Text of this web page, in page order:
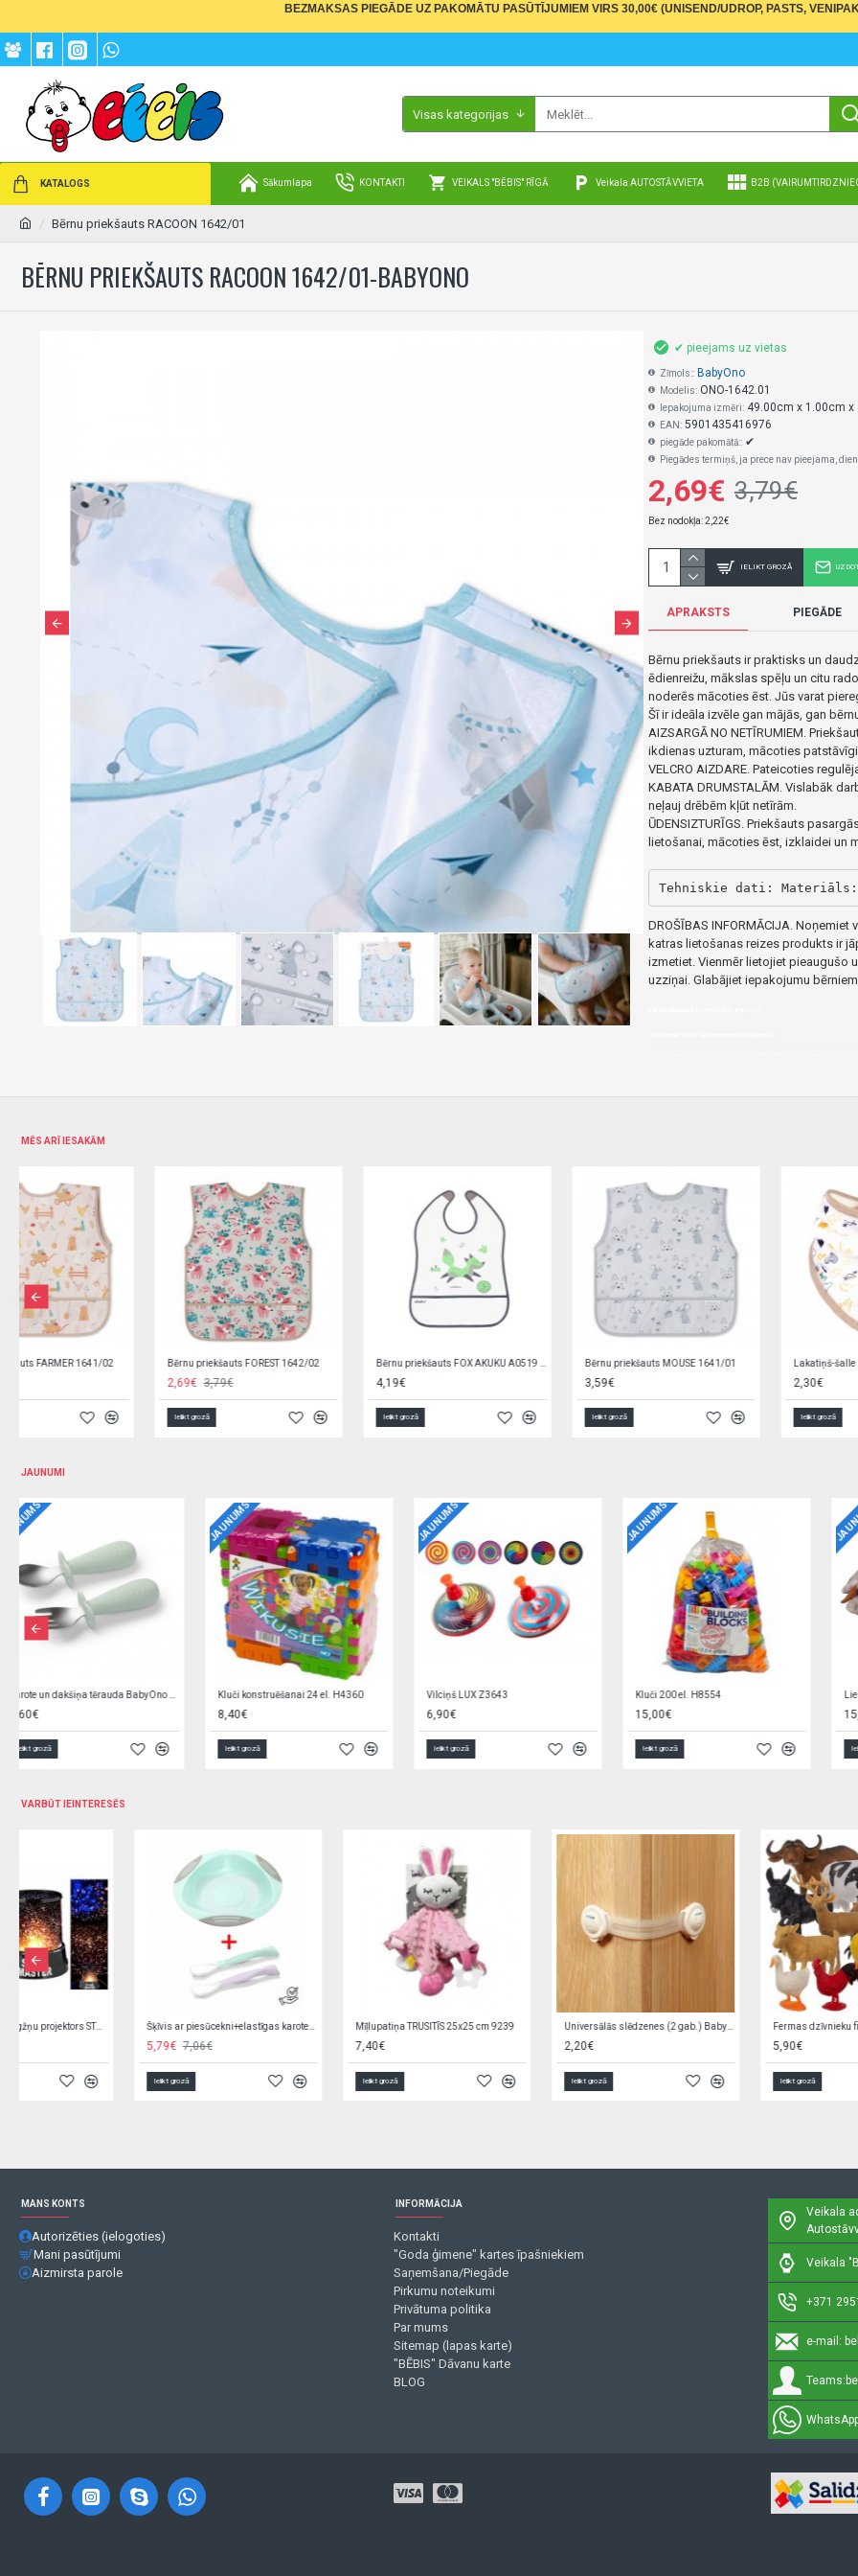
BEZMAKSAS PIEGĀDE UZ PAKOMĀTU PASŪTĪJUMIEM VIRS 30,00€ (UNISEND/UDROP, PASTS,
Visas kategorijas
KATALOGS Sākumlapa KONTAKTI VEIKALS "BĒBIS" RĪGĀ Veikala AUTOSTĀVVIETA B2B
Bērnu priekšauts RACOON 1642/01
BĒRNU PRIEKŠAUTS RACOON 1642/01-BABYONO
2,69€ 3,79€
Bez nodokļa: 2,22€
✔ pieejams uz vietas
Zīmols:: BabyOno
Modelis: ONO-1642.01
Iepakojuma izmēri: 49.00cm x 1.00cm x
EAN: 5901435416976
piegāde pakomātā:: ✔
Piegādes termiņš, ja prece nav pieejama,
IELIKT GROZĀ
APRAKSTS PIEGĀDE
Bērnu priekšauts ir praktisks un
ēdienreižu, mākslas spēļu un citu
noderēs mācoties ēst. Jūs varat
Šī ir ideāla izvēle gan mājās, gan
AIZSARGĀ NO NETĪRUMIEM.
ikdienas uzturam, mācoties
VELCRO AIZDARE. Pateicoties
KABATA DRUMSTALĀM. Vislabāk
neļauj drēbēm kļūt netīrām.
ŪDENSIZTURĪGS. Priekšauts
lietošanai, mācoties ēst, izklaidei un
Tehniskie dati:
DROŠĪBAS INFORMĀCIJA.
katras lietošanas reizes produkts ir
izmetiet. Vienmēr lietojiet pieaugušo
uzziņai. Glabājiet iepakojumu
Nopirkt Bērnu priekšauts RACOON 1642/01-5901435416976-par zemu
MĒS ARĪ IESAKĀM
Bērnu priekšauts FOREST 1642/02 Bērnu priekšauts FOX AKUKU A0519 (EVA) Bērnu priekšauts MOUSE 1641/01 Lakatiņš-šalle HEARTS A1512
JAUNUMI
JAUNUMS
Kluči konstruēšanai 24 el. H4360
8,40€
Ielikt grozā
JAUNUMS
Vilciņš LUX Z3643
6,90€
Ielikt grozā
JAUNUMS
Kluči 200 el. H8554
15,00€
Ielikt grozā
JAUNUMS
Liels suns LAKI 45 cm C6546
15,90€
Ielikt grozā
VARBŪT IEINTERESĒS
Universālās slēdzenes (2 gab.) BabyOno 953/01 white
Ielikt grozā
Fermas dzīvnieku figūru komplekts 24854 (farm)
Ielikt grozā
Palags jersī ratiņu matracim 75x35 cm 2190 WHITE
Ielikt grozā
G/v komplekts no 3 el. K-3 ELEGANT BABY-izpārdošana
Ielikt grozā
MANS KONTS
Autorizēties (ielogoties)
Mani pasūtījumi
Aizmirsta parole
INFORMĀCIJA
Kontakti
"Goda ģimene" kartes īpašniekiem
Saņemšana/Piegāde
Pirkumu noteikumi
Privātuma politika
Par mums
Sitemap (lapas karte)
"BĒBIS" Dāvanu karte
BLOG
Veikala
Veikala
+371
e-mail:
Teams: